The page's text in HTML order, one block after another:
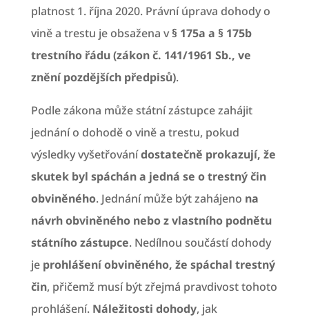
platnost 1. října 2020. Právní úprava dohody o
vině a trestu je obsažena v§ 175a a § 175b
trestního řádu (zákon č. 141/1961 Sb., ve
znění pozdějších předpisů).
Podle zákona může státní zástupce zahájit
jednání o dohodě o vině a trestu, pokud
výsledky vyšetřovánídostatečně prokazují, že
skutek byl spáchán a jedná se o trestný čin
obviněného. Jednání může být zahájeno na
návrh obviněného nebo z vlastního podnětu
státního zástupce. Nedílnou součástí dohody
je prohlášení obviněného, že spáchal trestný
čin, přičemž musí být zřejmá pravdivost tohoto
prohlášení. Náležitosti dohody, jak